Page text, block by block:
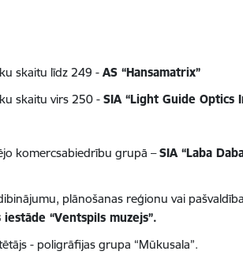
skaitu līdz 249 - AS “Hansamatrix”
skaitu virs 250 - SIA “Light Guide Optics
komercsabiedrību grupā –SIA “Laba
plānošanas reģionu vai
“Ventspils muzejs”.
- poligrāfijas grupa “Mūkusala”.